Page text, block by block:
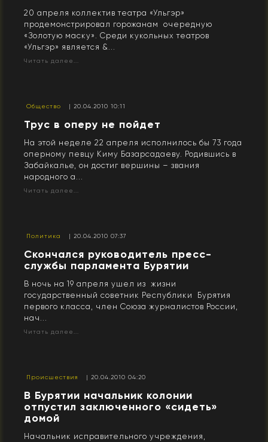
20 апреля коллектив театра «Ульгэр»
продемонстрировал горожанам очередную
«Золотую маску». Среди кукольных театров
«Ульгэр» является &...
Читать далее...
Общество | 20.04.2010 10:11
Трус в оперу не пойдет
На этой неделе 22 апреля исполнилось бы 73 года
оперному певцу Киму Базарсадаеву. Родившись в
Забайкалье, он достиг вершины – звания
народного а...
Читать далее...
Политика | 20.04.2010 07:37
Скончался руководитель пресс-
службы парламента Бурятии
В ночь на 19 апреля ушел из жизни
государственный советник Республики Бурятия
первого класса, член Союза журналистов России,
нач...
Читать далее...
Происшествия | 20.04.2010 04:20
В Бурятии начальник колонии
отпустил заключенного «сидеть»
домой
Начальник исправительного учреждения,